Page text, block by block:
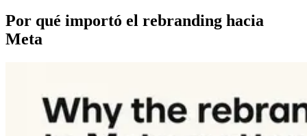
Por qué importó el rebranding hacia
Meta